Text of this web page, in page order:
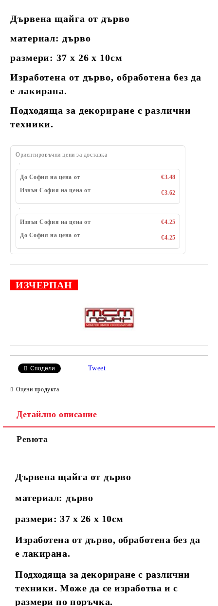
Дървена щайга от дърво
материал: дърво
размери: 37 х 26 х 10см
Изработена от дърво, обработена без да
е лакирана.
Подходяща за декориране с различни
техники.
Ориентировъчни цени за доставка
До София на цена от
€3.48
Извън София на цена от
€3.62
Извън София на цена от
€4.25
До София на цена от
€4.25
ИЗЧЕРПАН
Сподели Tweet
Оцени продукта
Детайлно описание
Ревюта
Дървена щайга от дърво
материал: дърво
размери: 37 х 26 х 10см
Изработена от дърво, обработена без да
е лакирана.
Подходяща за декориране с различни
техники. Може да се изработва и с
размери по поръчка.